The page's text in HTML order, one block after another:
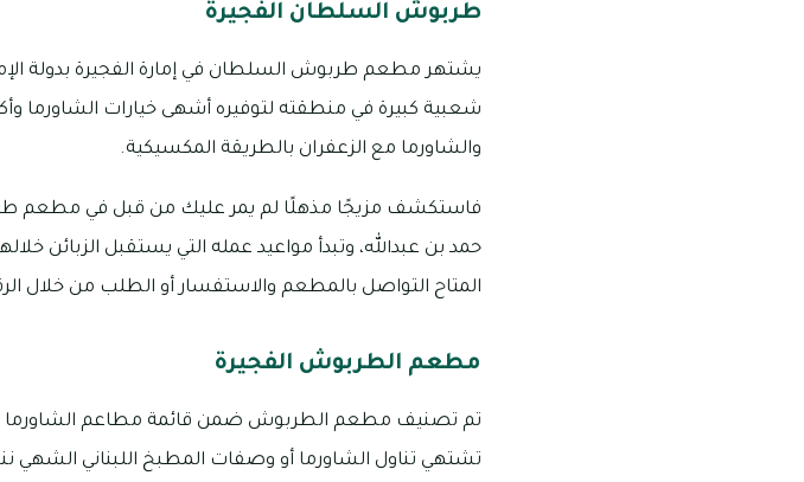
طربوش السلطان الفجيرة
يشتهر مطعم طربوش السلطان في إمارة الفجيرة بدولة
شعبية كبيرة في منطقته لتوفيره أشهى خيارات الشاورما
والشاورما مع الزعفران بالطريقة المكسيكية.
فاستكشف مزيجًا مذهلًا لم يمر عليك من قبل في مطعم
المتاح التواصل بالمطعم والاستفسار أو الطلب من خلال الرقم: 5588
مطعم الطربوش الفجيرة
تم تصنيف مطعم الطربوش ضمن قائمة مطاعم الشاورما في
تشتهي تناول الشاورما أو وصفات المطبخ اللبناني